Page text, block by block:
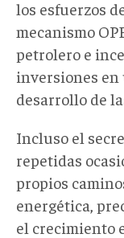
los esfuerzos
mecanismo
petrolero e
inversiones en
desarrollo de
Incluso el
repetidas
propios
energética,
el crecimiento